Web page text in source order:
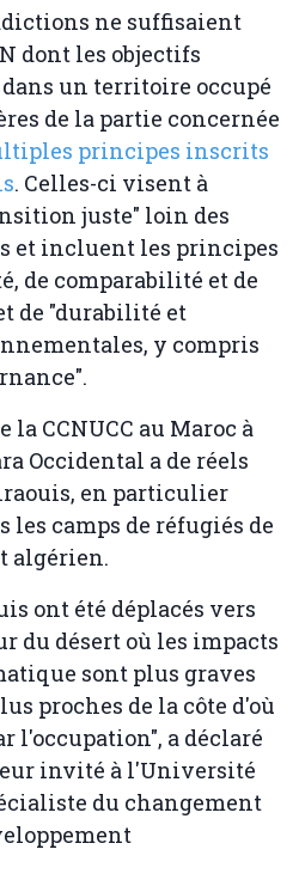
ne suffisaient
dont les objectifs
un territoire occupé
de la partie concernée
principes inscrits
. Celles-ci visent à
juste" loin des
et incluent les principes
de comparabilité et de
de "durabilité et
y compris
la CCNUCC au Maroc à
Occidental a de réels
en particulier
camps de réfugiés de
algérien.
ont été déplacés vers
du désert où les impacts
sont plus graves
proches de la côte d'où
l'occupation", a déclaré
invité à l'Université
du changement